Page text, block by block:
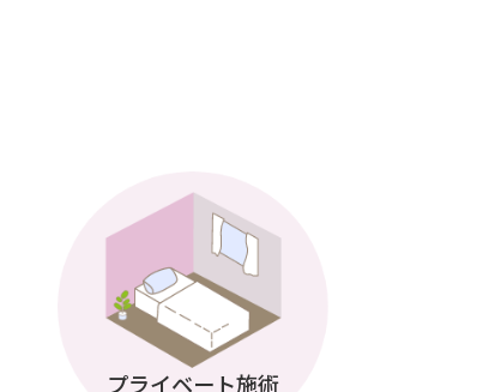
プライベート施術